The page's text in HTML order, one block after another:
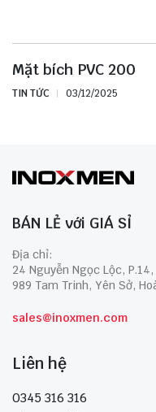
Mặt bích PVC 200
TIN TỨC 03/12/2025
BÁN LẺ với GIÁ SỈ
Địa chỉ:
24 Nguyễn Ngọc Lộc,
989 Tam Trinh, Yên Sở,
sales@inoxmen.com
Liên hệ
0345 316 316